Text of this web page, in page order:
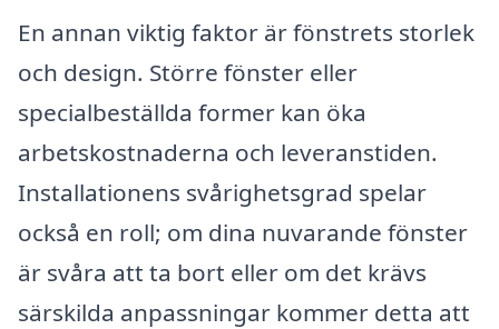
En annan viktig faktor är fönstrets storlek
och design. Större fönster eller
specialbeställda former kan öka
arbetskostnaderna och leveranstiden.
Installationens svårighetsgrad spelar
också en roll; om dina nuvarande fönster
är svåra att ta bort eller om det krävs
särskilda anpassningar kommer detta att